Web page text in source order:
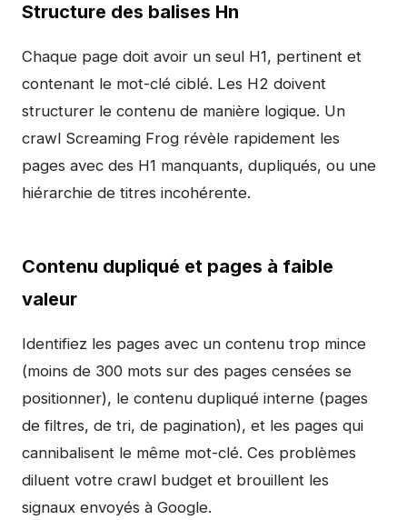
Structure des balises Hn
Chaque page doit avoir un seul H1, pertinent et
contenant le mot-clé ciblé. Les H2 doivent
structurer le contenu de manière logique. Un
crawl Screaming Frog révèle rapidement les
pages avec des H1 manquants, dupliqués, ou une
hiérarchie de titres incohérente.
Contenu dupliqué et pages à faible
valeur
Identifiez les pages avec un contenu trop mince
(moins de 300 mots sur des pages censées se
positionner), le contenu dupliqué interne (pages
de filtres, de tri, de pagination), et les pages qui
cannibalisent le même mot-clé. Ces problèmes
diluent votre crawl budget et brouillent les
signaux envoyés à Google.